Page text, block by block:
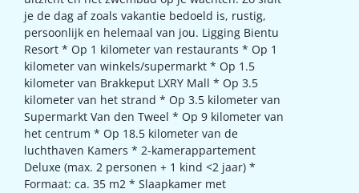
je de dag af zoals vakantie bedoeld is, rustig,
persoonlijk en helemaal van jou. Ligging Bientu
Resort * Op 1 kilometer van restaurants * Op 1
kilometer van winkels/supermarkt * Op 1.5
kilometer van Brakkeput LXRY Mall * Op 3.5
kilometer van het strand * Op 3.5 kilometer van
Supermarkt Van den Tweel * Op 9 kilometer van
het centrum * Op 18.5 kilometer van de
luchthaven Kamers * 2-kamerappartement
Deluxe (max. 2 personen + 1 kind <2 jaar) *
Formaat: ca. 35 m2 * Slaapkamer met